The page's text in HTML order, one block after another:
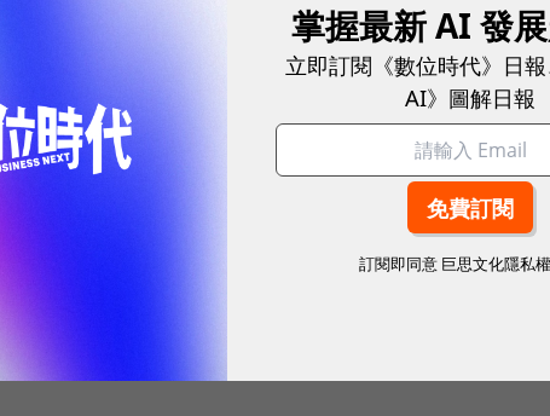
。研究所時期在臺師大體操隊訓練的前體操國手徐秉
的介入非常多。這不是宣傳，是真的我們在訓練時，
動作後，團隊會將數據拿給老師，分析當下狀態，
地找來曾擔任國訓中心奧運、亞運國家代表隊運動科
授相子元，透過科技，即時記錄並分析選手動作，
因素，並避免再度受傷。
掌握最新 AI 發
立即訂閱《數位時代》日
AI》圖解日報
訂閱即同意 巨思文化隱私